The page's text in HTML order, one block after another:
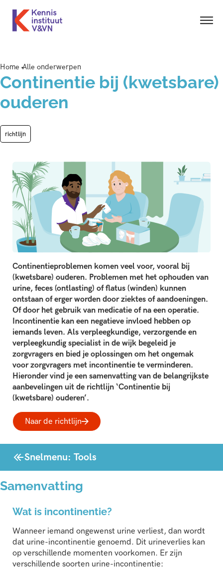
Home Alle onderwerpen
Continentie bij (kwetsbare)
ouderen
richtlijn
Continentieproblemen komen veel voor, vooral bij
(kwetsbare) ouderen. Problemen met het ophouden van
urine, feces (ontlasting) of flatus (winden) kunnen
ontstaan of erger worden door ziektes of aandoeningen.
Of door het gebruik van medicatie of na een operatie.
Incontinentie kan een negatieve invloed hebben op
iemands leven. Als verpleegkundige, verzorgende en
verpleegkundig specialist in de wijk begeleid je
zorgvragers en bied je oplossingen om het ongemak
voor zorgvragers met incontinentie te verminderen.
Hieronder vind je een samenvatting van de belangrijkste
aanbevelingen uit de richtlijn ‘Continentie bij
(kwetsbare) ouderen’.
Naar de richtlijn
Snelmenu: Tools
Samenvatting
Wat is incontinentie?
Wanneer iemand ongewenst urine verliest, dan wordt
dat urine-incontinentie genoemd. Dit urineverlies kan
op verschillende momenten voorkomen. Er zijn
verschillende soorten urine-incontinentie: